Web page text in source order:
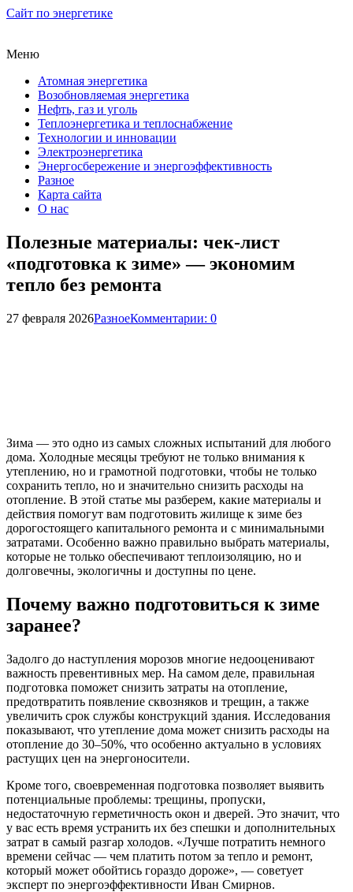
Сайт по энергетике
Меню
Атомная энергетика
Возобновляемая энергетика
Нефть, газ и уголь
Теплоэнергетика и теплоснабжение
Технологии и инновации
Электроэнергетика
Энергосбережение и энергоэффективность
Разное
Карта сайта
О нас
Полезные материалы: чек-лист
«подготовка к зиме» — экономим
тепло без ремонта
27 февраля 2026РазноеКомментарии: 0
Зима — это одно из самых сложных испытаний для любого
дома. Холодные месяцы требуют не только внимания к
утеплению, но и грамотной подготовки, чтобы не только
сохранить тепло, но и значительно снизить расходы на
отопление. В этой статье мы разберем, какие материалы и
действия помогут вам подготовить жилище к зиме без
дорогостоящего капитального ремонта и с минимальными
затратами. Особенно важно правильно выбрать материалы,
которые не только обеспечивают теплоизоляцию, но и
долговечны, экологичны и доступны по цене.
Почему важно подготовиться к зиме
заранее?
Задолго до наступления морозов многие недооценивают
важность превентивных мер. На самом деле, правильная
подготовка поможет снизить затраты на отопление,
предотвратить появление сквозняков и трещин, а также
увеличить срок службы конструкций здания. Исследования
показывают, что утепление дома может снизить расходы на
отопление до 30–50%, что особенно актуально в условиях
растущих цен на энергоносители.
Кроме того, своевременная подготовка позволяет выявить
потенциальные проблемы: трещины, пропуски,
недостаточную герметичность окон и дверей. Это значит, что
у вас есть время устранить их без спешки и дополнительных
затрат в самый разгар холодов. «Лучше потратить немного
времени сейчас — чем платить потом за тепло и ремонт,
который может обойтись гораздо дороже», — советует
эксперт по энергоэффективности Иван Смирнов.